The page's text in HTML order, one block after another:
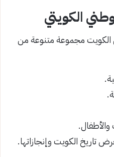
الكويتي
الكويت مجموعة متنوعة من
والأطفال.
تاريخ الكويت وإنجازاتها.